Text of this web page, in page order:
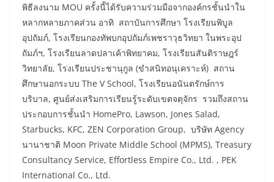
พิธีลงนาม MOU ครั้งนี้ได้รับความร่วมมือจากองค์กรชั้นนำใน
หลากหลายภาคส่วน อาทิ สถาบันการศึกษา โรงเรียนพิบูล
อุปถัมภ์, โรงเรียนกองทัพบกอุปถัมภ์เพชราวุธวิทยา ในพระอุป
ถัมภ์ฯ, โรงเรียนลาดปลาเค้าพิทยาคม, โรงเรียนสันติราษฎร์
วิทยาลัย, โรงเรียนประชานุกูล (ขำสนิทอนุเคราะห์) สถาน
ศึกษานอกระบบ The V School, โรงเรียนอนันตรักษ์การ
บริบาล, ศูนย์ส่งเสริมการเรียนรู้ระดับเขตจตุจักร รวมถึงสถาน
ประกอบการชั้นนำ HomePro, Lawson, Jones Salad,
Starbucks, KFC, ZEN Corporation Group, บริษัท Agency
นานาชาติ Moon Private Middle School (MPMS), Treasury
Consultancy Service, Effortless Empire Co., Ltd. , PEK
International Co., Ltd.